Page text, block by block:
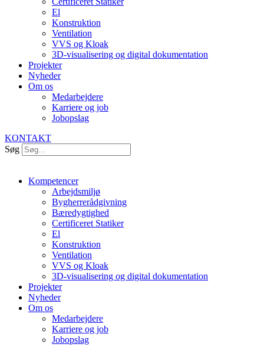
El
Konstruktion
Ventilation
VVS og Kloak
3D-visualisering og digital dokumentation
Projekter
Nyheder
Om os
Medarbejdere
Karriere og job
Jobopslag
KONTAKT
Søg
Kompetencer
Arbejdsmiljø
Bygherrerådgivning
Bæredygtighed
Certificeret Statiker
El
Konstruktion
Ventilation
VVS og Kloak
3D-visualisering og digital dokumentation
Projekter
Nyheder
Om os
Medarbejdere
Karriere og job
Jobopslag